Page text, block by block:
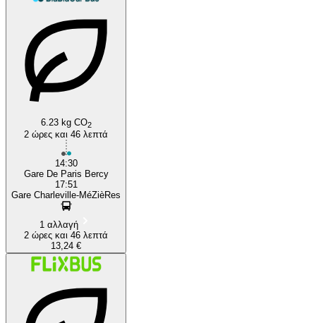
6.23 kg CO2
2 ώρες και 46 λεπτά
14:30
Gare De Paris Bercy
17:51
Gare Charleville-MéZièRes
1 αλλαγή
2 ώρες και 46 λεπτά
13,24 €